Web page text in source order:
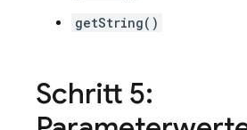
getString()
Schritt 5: